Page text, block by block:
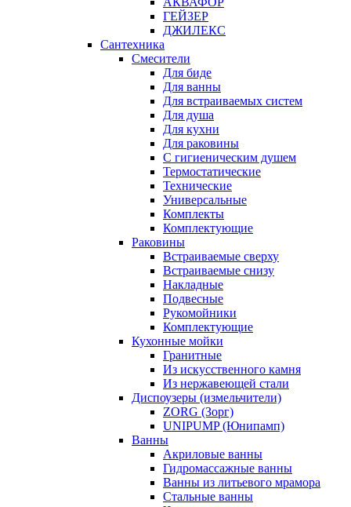
ГЕЙЗЕР
ДЖИЛЕКС
Сантехника
Смесители
Для биде
Для ванны
Для встраиваемых систем
Для душа
Для кухни
Для раковины
С гигиеническим душем
Термостатические
Технические
Универсальные
Комплекты
Комплектующие
Раковины
Встраиваемые сверху
Встраиваемые снизу
Накладные
Подвесные
Рукомойники
Комплектующие
Кухонные мойки
Гранитные
Из искусственного камня
Из нержавеющей стали
Диспоузеры (измельчители)
ZORG (Зорг)
UNIPUMP (Юнипамп)
Ванны
Акриловые ванны
Гидромассажные ванны
Ванны из литьевого мрамора
Стальные ванны